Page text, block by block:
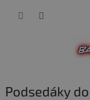
Podsedáky